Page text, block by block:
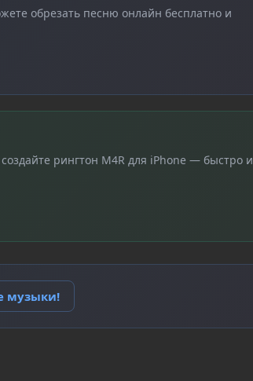
обрезать песню онлайн бесплатно и
создайте рингтон M4R для iPhone — быстро и
музыки!